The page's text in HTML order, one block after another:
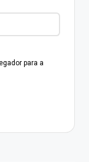
para a